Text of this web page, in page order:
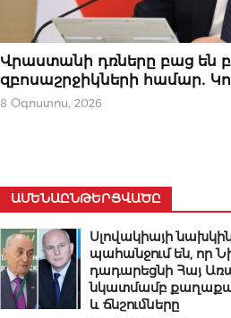
ՆՈՐՈՒԹՅՈՒՆՆԵՐ
Վրաստանի դռները բաց են
զբոսաշրջիկների համար․
8 Օգոստոս, 2026
ԱՄԵՆԱԸՆԹԵՐՑՎԱԾԸ
Սլովակիայի
պահանջում են, որ
դադարեցնի Հայ
նկատմամբ
և ճնշումները